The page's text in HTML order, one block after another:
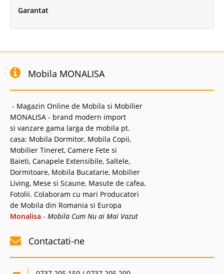
Garantat
Mobila MONALISA
- Magazin Online de Mobila si Mobilier
MONALISA - brand modern import
si vanzare gama larga de mobila pt.
casa: Mobila Dormitor, Mobila Copii,
Mobilier Tineret, Camere Fete si
Baieti, Canapele Extensibile, Saltele,
Dormitoare, Mobila Bucatarie, Mobilier
Living, Mese si Scaune, Masute de cafea,
Fotolii. Colaboram cu mari Producatori
de Mobila din Romania si Europa
Monalisa - Mobila Cum Nu ai Mai Vazut
Contactati-ne